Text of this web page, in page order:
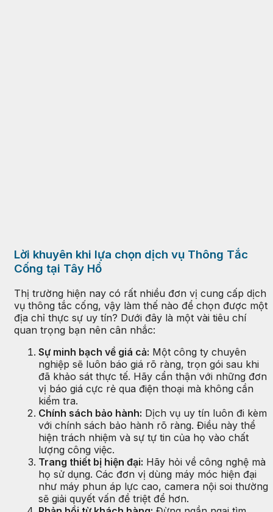
Lời khuyên khi lựa chọn dịch vụ Thông Tắc
Cống tại Tây Hồ
Thị trường hiện nay có rất nhiều đơn vị cung cấp dịch
vụ thông tắc cống, vậy làm thế nào để chọn được một
địa chỉ thực sự uy tín? Dưới đây là một vài tiêu chí
quan trọng bạn nên cân nhắc:
Sự minh bạch về giá cả: Một công ty chuyên
nghiệp sẽ luôn báo giá rõ ràng, trọn gói sau khi
đã khảo sát thực tế. Hãy cẩn thận với những đơn
vị báo giá cực rẻ qua điện thoại mà không cần
kiểm tra.
Chính sách bảo hành: Dịch vụ uy tín luôn đi kèm
với chính sách bảo hành rõ ràng. Điều này thể
hiện trách nhiệm và sự tự tin của họ vào chất
lượng công việc.
Trang thiết bị hiện đại: Hãy hỏi về công nghệ mà
họ sử dụng. Các đơn vị dùng máy móc hiện đại
như máy phun áp lực cao, camera nội soi thường
sẽ giải quyết vấn đề triệt để hơn.